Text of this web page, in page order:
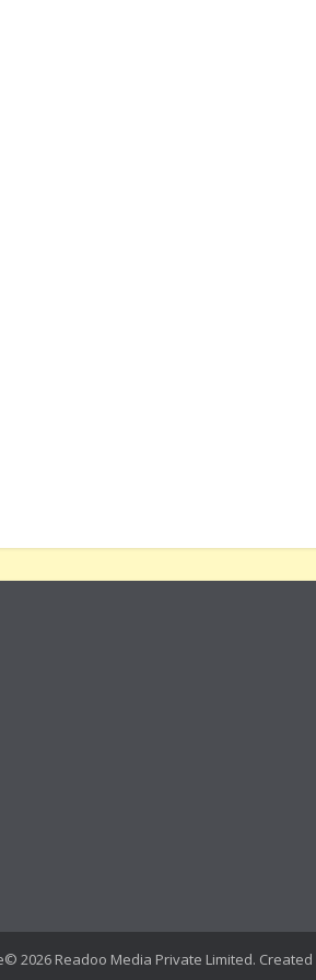
2026 Readoo Media Private Limited.